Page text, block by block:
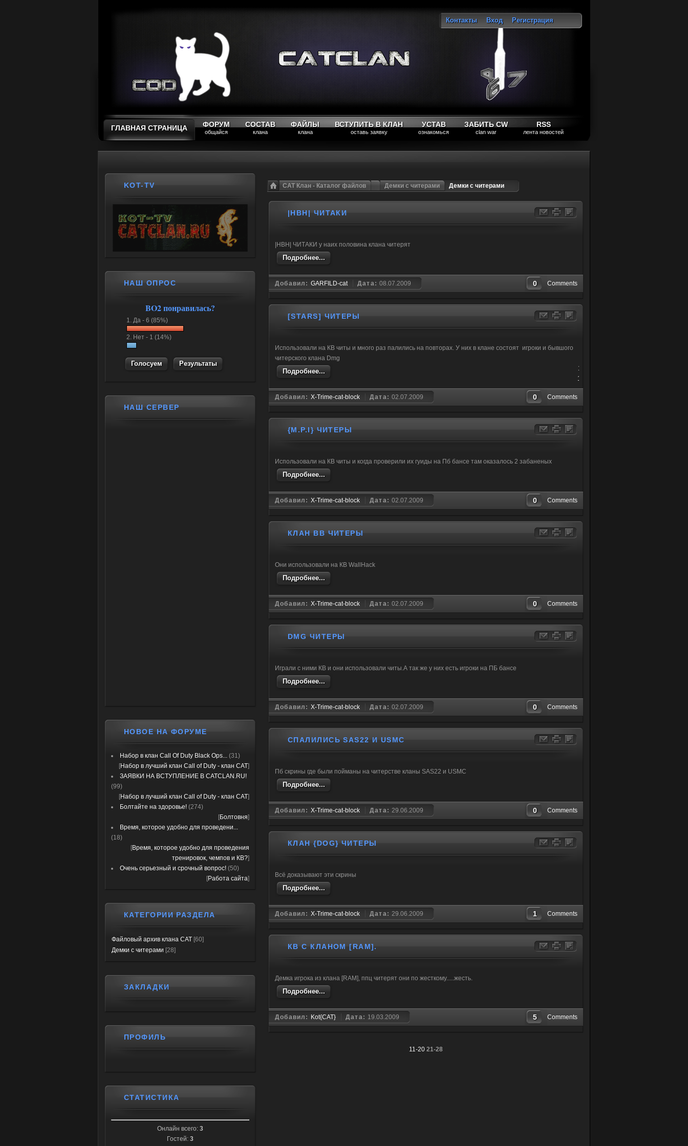
Контакты Вход
Регистрация
ГЛАВНАЯ СТРАНИЦА ФОРУМ
общайся
СОСТАВ
клана
ФАЙЛЫ
клана
ВСТУПИТЬ В КЛАН
оставь заявку
УСТАВ
ознакомься
ЗАБИТЬ CW
clan war
RSS
лента новостей
CAT Клан - Каталог файлов Демки с читерами Демки с читерами
|HBH| ЧИТАКИ
|HBH| ЧИТАКИ у наих половина клана читерят
Подробнее...
Добавил: GARFILD-cat Дата:08.07.2009 0 Comments
[STARS] ЧИТЕРЫ
Использовали на КВ читы и много раз палились на повторах. У них в клане состоят игроки и бывшого
читерского клана Dmg
Подробнее...
Добавил: X-Trime-cat-block Дата:02.07.2009 0 Comments
{M.P.I} ЧИТЕРЫ
Использовали на КВ читы и когда проверили их гуиды на Пб бансе там оказалось 2 забаненых
Подробнее...
Добавил: X-Trime-cat-block Дата:02.07.2009 0 Comments
КЛАН BB ЧИТЕРЫ
Они использовали на КВ WallHack
Подробнее...
Добавил: X-Trime-cat-block Дата:02.07.2009 0 Comments
DMG ЧИТЕРЫ
Играли с ними КВ и они использовали читы.А так же у них есть игроки на ПБ бансе
Подробнее...
Добавил: X-Trime-cat-block Дата:02.07.2009 0 Comments
СПАЛИЛИСЬ SAS22 И USMC
Пб скрины где были пойманы на читерстве кланы SAS22 и USMC
Подробнее...
Добавил: X-Trime-cat-block Дата:29.06.2009 0 Comments
КЛАН {DOG} ЧИТЕРЫ
Всё доказывают эти скрины
Подробнее...
Добавил: X-Trime-cat-block Дата:29.06.2009 1 Comments
КВ С КЛАНОМ [RAM].
Демка игрока из клана [RAM], ппц читерят они по жесткому.....жесть.
Подробнее...
Добавил: Kot{CAT} Дата: 19.03.2009 5 Comments
1-
10
11-20 21-28
KOT-TV
НАШ ОПРОС
BO2 понравилась?
1. Да - 6 (85%)
2. Нет - 1 (14%)
Результаты
НАШ СЕРВЕР
НОВОЕ НА ФОРУМЕ
Набор в клан Call Of Duty Black Ops... (31)
[Набор в лучший клан Call of Duty - клан CAT]
ЗАЯВКИ НА ВСТУПЛЕНИЕ В CATCLAN.RU!
(99)
[Набор в лучший клан Call of Duty - клан CAT]
Болтайте на здоровье! (274)
[Болтовня]
Время, которое удобно для проведени...
(18)
[Время, которое удобно для проведения
тренировок, чемпов и КВ?]
Очень серьезный и срочный вопрос! (50)
[Работа сайта]
КАТЕГОРИИ РАЗДЕЛА
Файловый архив клана CAT [60]
Демки с читерами [28]
ЗАКЛАДКИ
ПРОФИЛЬ
СТАТИСТИКА
Онлайн всего: 3
Гостей: 3